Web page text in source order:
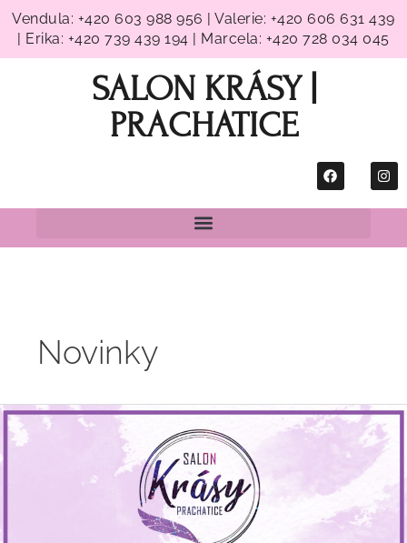
obsah
Vendula: +420 603 988 956 | Valerie: +420 606 631 439
| Erika: +420 739 439 194 | Marcela: +420 728 034 045
SALON KRÁSY |
PRACHATICE
F
a
c
e
o
I
n
s
t
r
Novinky
Uzavření
Salonu
prodlouženo!